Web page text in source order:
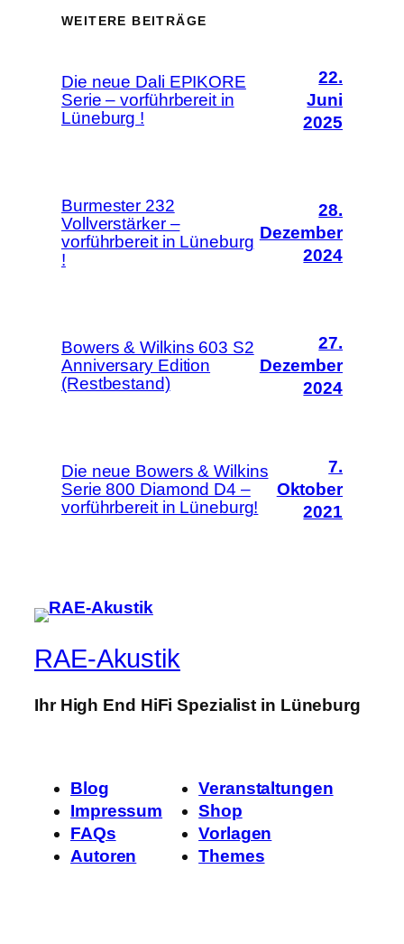
WEITERE BEITRÄGE
Die neue Dali EPIKORE
Serie – vorführbereit in
Lüneburg !
22.
Juni
2025
Burmester 232
Vollverstärker –
vorführbereit in Lüneburg
!
28.
Dezember
2024
Bowers & Wilkins 603 S2
Anniversary Edition
(Restbestand)
27.
Dezember
2024
Die neue Bowers & Wilkins
Serie 800 Diamond D4 –
vorführbereit in Lüneburg!
7.
Oktober
2021
RAE-Akustik
Ihr High End HiFi Spezialist in Lüneburg
Blog
Impressum
FAQs
Autoren
Veranstaltungen
Shop
Vorlagen
Themes